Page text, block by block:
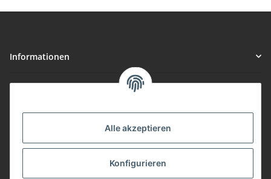
Alle akzeptieren
Konfigurieren
Informationen
Gute Preis/Leistung